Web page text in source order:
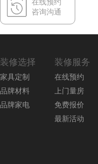
在线预约
咨询沟通
装修选择
家具定制
品牌材料
品牌家电
装修服务
在线预约
上门量房
免费报价
最新活动